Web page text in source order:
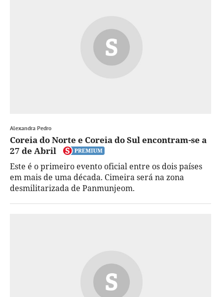
Alexandra Pedro
Coreia do Norte e Coreia do Sul encontram-se a
27 de Abril
Este é o primeiro evento oficial entre os dois países
em mais de uma década. Cimeira será na zona
desmilitarizada de Panmunjeom.